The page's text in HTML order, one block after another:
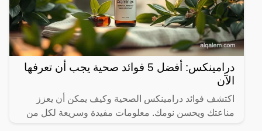
درامينكس: أفضل 5 فوائد صحية يجب أن تعرفها
الآن
اكتشف فوائد درامينكس الصحية وكيف يمكن أن يعزز
مناعتك ويحسن نومك. معلومات مفيدة وسريعة لكل من